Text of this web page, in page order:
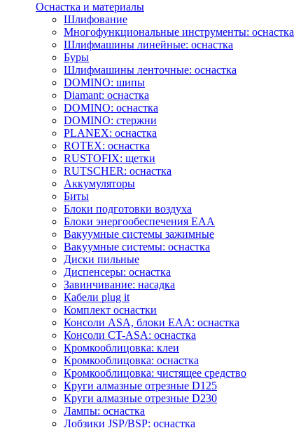
Оснастка и материалы
Шлифование
Многофункциональные инструменты: оснастка
Шлифмашины линейные: оснастка
Буры
Шлифмашины ленточные: оснастка
DOMINO: шипы
Diamant: оснастка
DOMINO: оснастка
DOMINO: стержни
PLANEX: оснастка
ROTEX: оснастка
RUSTOFIX: щетки
RUTSCHER: оснастка
Аккумуляторы
Биты
Блоки подготовки воздуха
Блоки энергообеспечения EAA
Вакуумные системы зажимные
Вакуумные системы: оснастка
Диски пильные
Диспенсеры: оснастка
Завинчивание: насадка
Кабели plug it
Комплект оснастки
Консоли ASA, блоки EAA: оснастка
Консоли CT-ASA: оснастка
Кромкооблицовка: клеи
Кромкооблицовка: оснастка
Кромкооблицовка: чистящее средство
Круги алмазные отрезные D125
Круги алмазные отрезные D230
Лампы: оснастка
Лобзики JSP/BSP: оснастка